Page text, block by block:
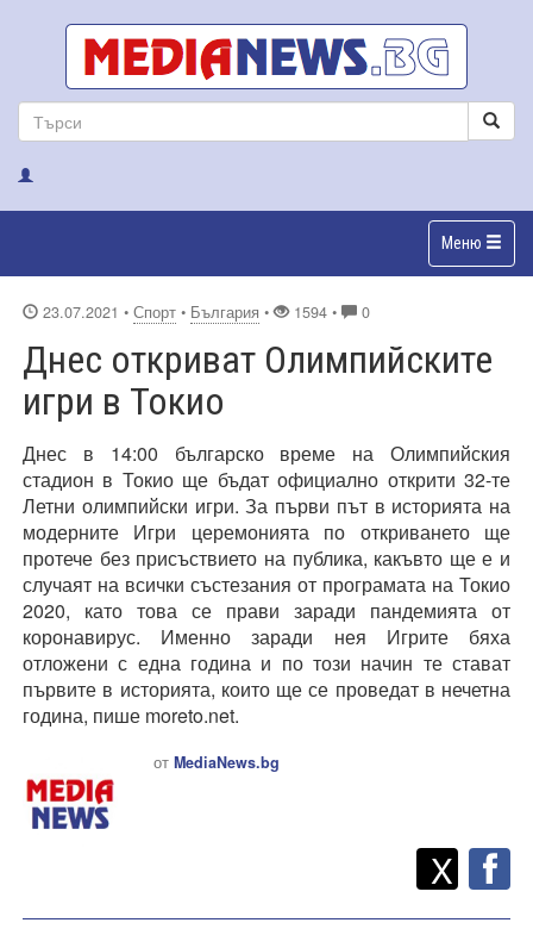
Меню
23.07.2021 • Спорт • България • 1594 • 0
Днес откриват Олимпийските
игри в Токио
Днес в 14:00 българско време на Олимпийския
стадион в Токио ще бъдат официално открити 32-те
Летни олимпийски игри. За първи път в историята на
модерните Игри церемонията по откриването ще
протече без присъствието на публика, какъвто ще е и
случаят на всички състезания от програмата на Токио
2020, като това се прави заради пандемията от
коронавирус. Именно заради нея Игрите бяха
отложени с една година и по този начин те стават
първите в историята, които ще се проведат в нечетна
година, пише moreto.net.
от MediaNews.bg
Споделете
X